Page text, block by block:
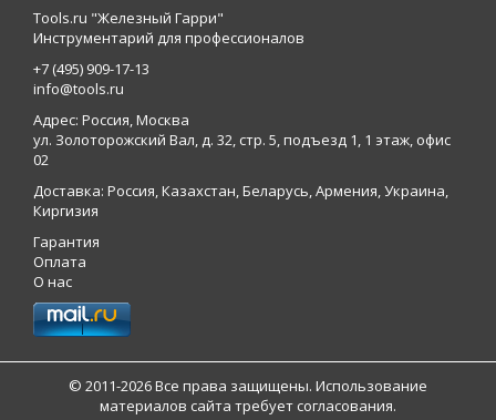
Tools.ru "Железный Гарри"
Инструментарий для профессионалов
+7 (495) 909-17-13
info@tools.ru
Адрес: Россия, Москва
ул. Золоторожский Вал, д. 32, стр. 5, подъезд 1, 1 этаж, офис
02
Доставка: Россия, Казахстан, Беларусь, Армения, Украина,
Киргизия
Гарантия
Оплата
О нас
© 2011-2026 Все права защищены. Использование
материалов сайта требует согласования.